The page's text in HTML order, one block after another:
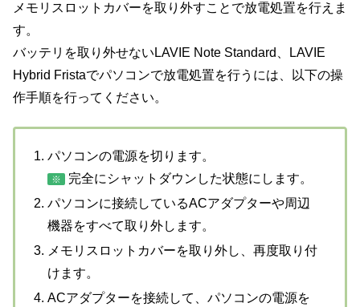
メモリスロットカバーを取り外すことで放電処置を行えま
す。
バッテリを取り外せないLAVIE Note Standard、LAVIE
Hybrid Fristaでパソコンで放電処置を行うには、以下の操
作手順を行ってください。
パソコンの電源を切ります。
※ 完全にシャットダウンした状態にします。
パソコンに接続しているACアダプターや周辺
機器をすべて取り外します。
メモリスロットカバーを取り外し、再度取り付
けます。
ACアダプターを接続して、パソコンの電源を